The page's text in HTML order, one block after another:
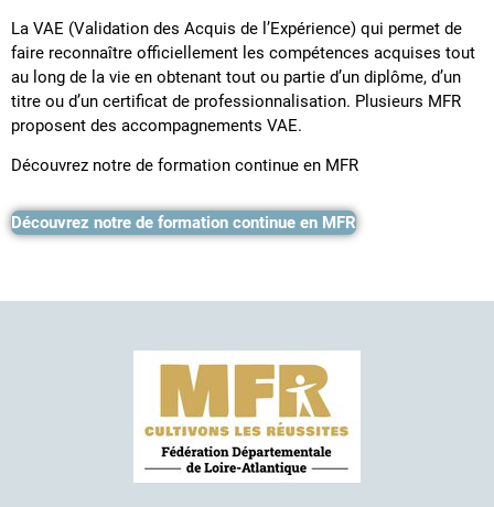
La VAE (Validation des Acquis de l’Expérience) qui permet de
faire reconnaître officiellement les compétences acquises tout
au long de la vie en obtenant tout ou partie d’un diplôme, d’un
titre ou d’un certificat de professionnalisation. Plusieurs MFR
proposent des accompagnements VAE.
Découvrez notre de formation continue en MFR
Découvrez notre de formation continue en MFR